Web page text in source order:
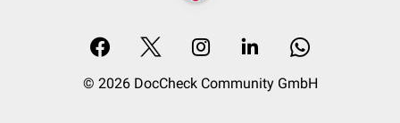
© 2026 DocCheck Community GmbH